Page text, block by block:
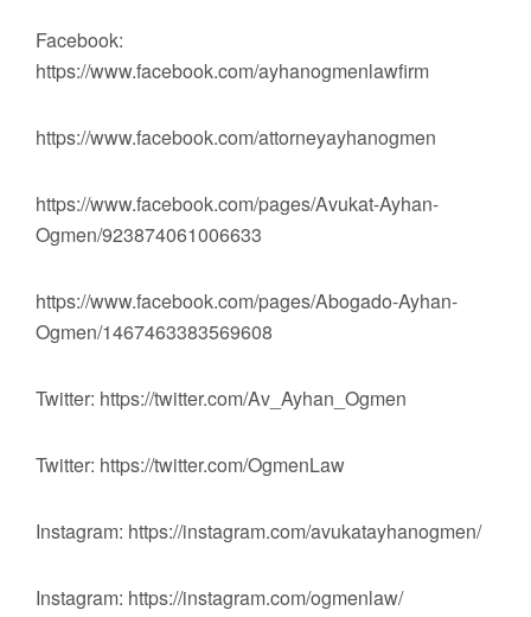
Facebook:
https://www.facebook.com/ayhanogmenlawfirm
https://www.facebook.com/attorneyayhanogmen
https://www.facebook.com/pages/Avukat-Ayhan-
Ogmen/923874061006633
https://www.facebook.com/pages/Abogado-Ayhan-
Ogmen/1467463383569608
Twitter: https://twitter.com/Av_Ayhan_Ogmen
Twitter: https://twitter.com/OgmenLaw
Instagram: https://instagram.com/avukatayhanogmen/
Instagram: https://instagram.com/ogmenlaw/